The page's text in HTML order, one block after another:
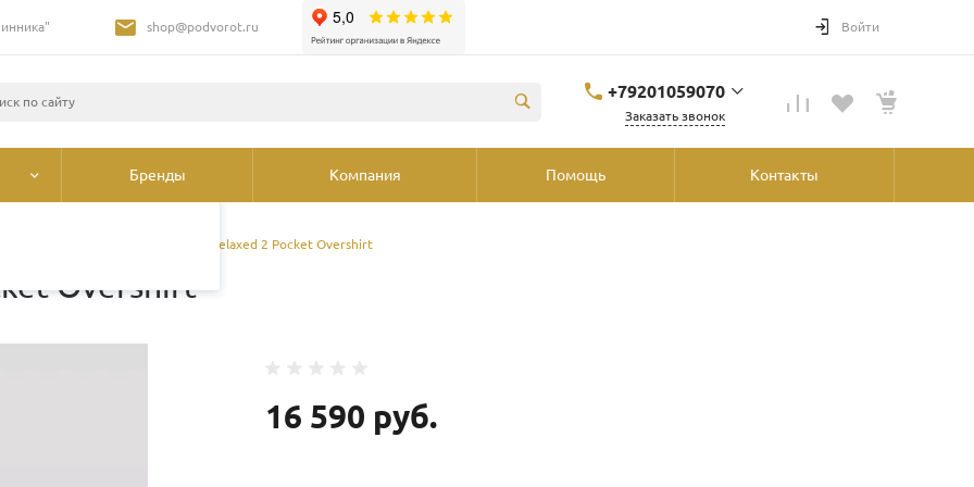
и третьими
страниц
shop@podvorot.ru Войти
+79201059070
Заказать звонок
Бренды Компания Помощь Контакты
Рубашка Lee Relaxed 2 Pocket Overshirt
Overshirt
16 590 руб.